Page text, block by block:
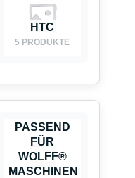
HTC
5 PRODUKTE
PASSEND
FÜR
WOLFF®
MASCHINEN